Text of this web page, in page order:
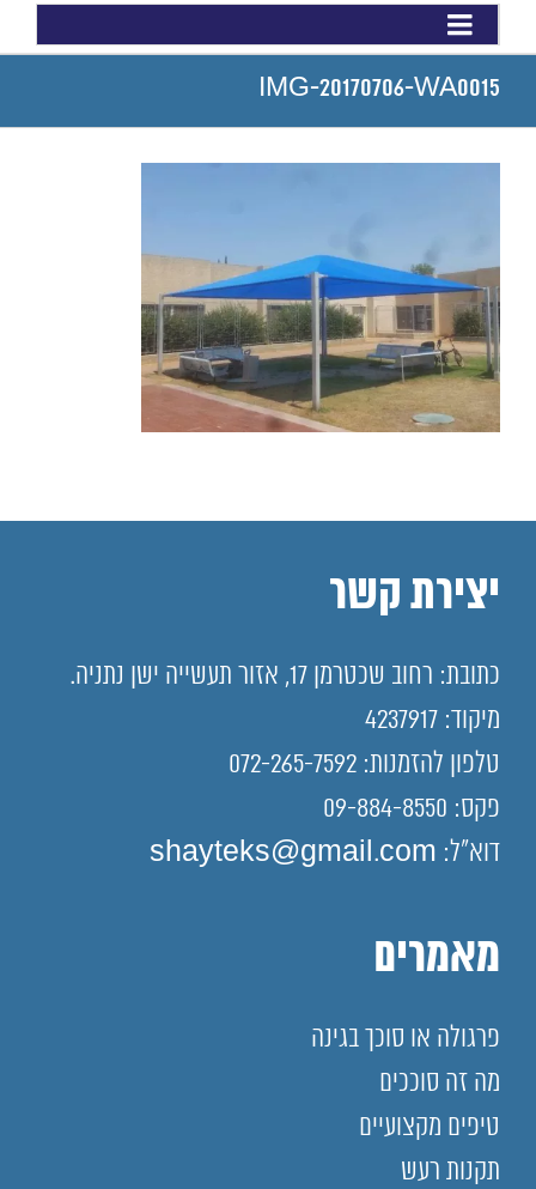
IMG-20170706-WA0015
יצירת קשר
כתובת: רחוב שכטרמן 17, אזור תעשייה ישן נתניה.
מיקוד: 4237917
טלפון להזמנות: 072-265-7592
פקס: 09-884-8550
דוא"ל: shayteks@gmail.com
מאמרים
פרגולה או סוכך בגינה
מה זה סוככים
טיפים מקצועיים
תקנות רעש